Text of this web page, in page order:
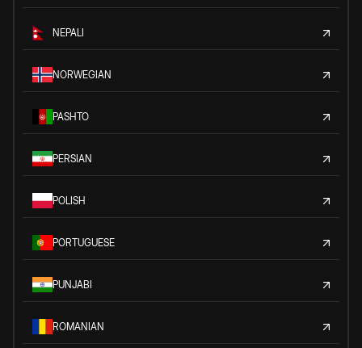
NEPALI
NORWEGIAN
PASHTO
PERSIAN
POLISH
PORTUGUESE
PUNJABI
ROMANIAN